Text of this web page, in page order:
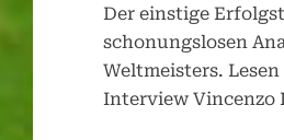
Der einstige
schonungslosen
Weltmeisters.
Interview Vincenzo